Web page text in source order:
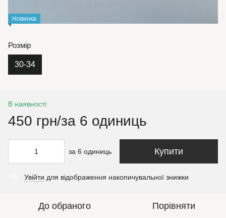
Новинка
Розмір
30-34
В наявності
450 грн/за 6 одиниць
за 6 одиниць Купити
Увійти для відображення накопичувальної знижки
До обраного Порівняти